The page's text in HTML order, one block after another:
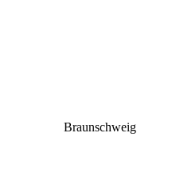
Braunschweig